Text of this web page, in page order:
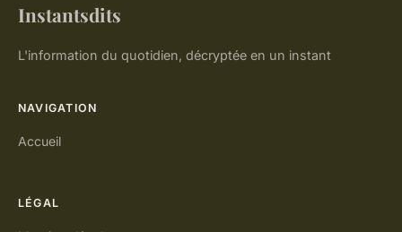
Instantsdits
L'information du quotidien, décryptée en un instant
NAVIGATION
Accueil
LÉGAL